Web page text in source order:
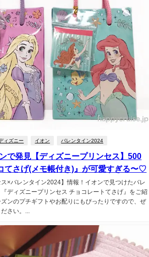
ィズニー イオン バレンタイン2024
で発見【ディズニープリンセス】500
てさげ(メモ帳付き)』が可愛すぎる〜♡
ス×バレンタイン2024】情報！イオンで見つけたバレ
ディズニープリンセス チョコレートてさげ』をご紹
ンのプチギフトやお配りにもぴったりですので、ぜ
さい。...